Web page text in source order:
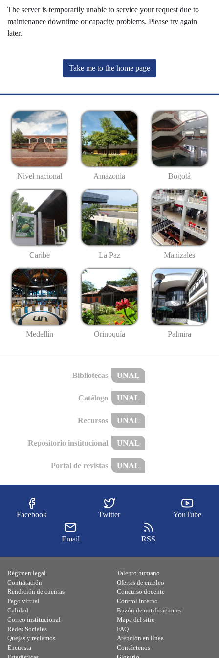
The server is temporarily unable to service your request due to
maintenance downtime or capacity problems. Please try again
later.
Take me to the home page
Nivel nacional Amazonía Bogotá
Caribe La Paz Manizales
Medellín Orinoquía Palmira
Bibliotecas UNAL
Catálogo UNAL
Recursos UNAL
Repositorio institucional UNAL
Portal de revistas UNAL
Facebook Twitter YouTube
Email RSS
Régimen legal
Contratación
Rendición de cuentas
Pago virtual
Calidad
Talento humano
Ofertas de empleo
Concurso docente
Control interno
Buzón de notificaciones
Correo institucional
Redes Sociales
Quejas y reclamos
Encuesta
Mapa del sitio
FAQ
Atención en línea
Contáctenos